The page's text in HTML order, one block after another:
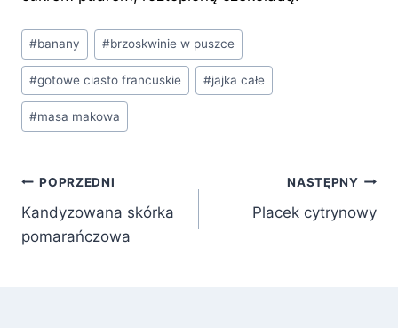
Tagi
wpisu:
#banany #brzoskwinie w puszce
#gotowe ciasto francuskie #jajka całe
#masa makowa
Nawigacja
wpisu
POPRZEDNI
Kandyzowana skórka
pomarańczowa
NASTĘPNY
Placek cytrynowy